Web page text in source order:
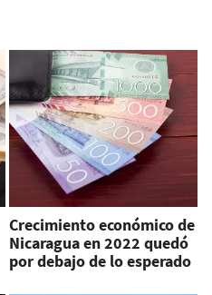
Crecimiento económico de
Nicaragua en 2022 quedó
por debajo de lo esperado